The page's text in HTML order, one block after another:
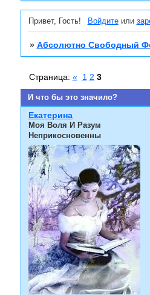
Привет, Гость! Войдитеили
» Абсолютно Свободный
И что бы это значило?
Страница: « 1 2 3
Екатерина
Моя Воля И Разум
Неприкосновенны